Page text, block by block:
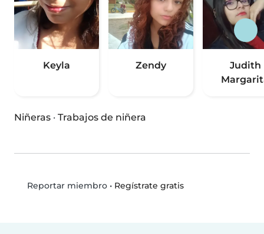
Keyla Zendy
Judith
Niñeras · Trabajos de niñera
Reportar miembro• Regístrate gratis